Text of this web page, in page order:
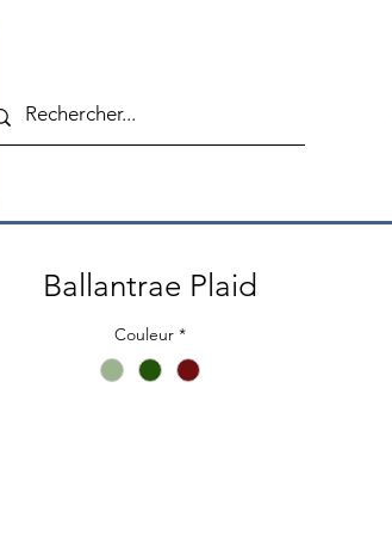
Ballantrae Plaid
Couleur *